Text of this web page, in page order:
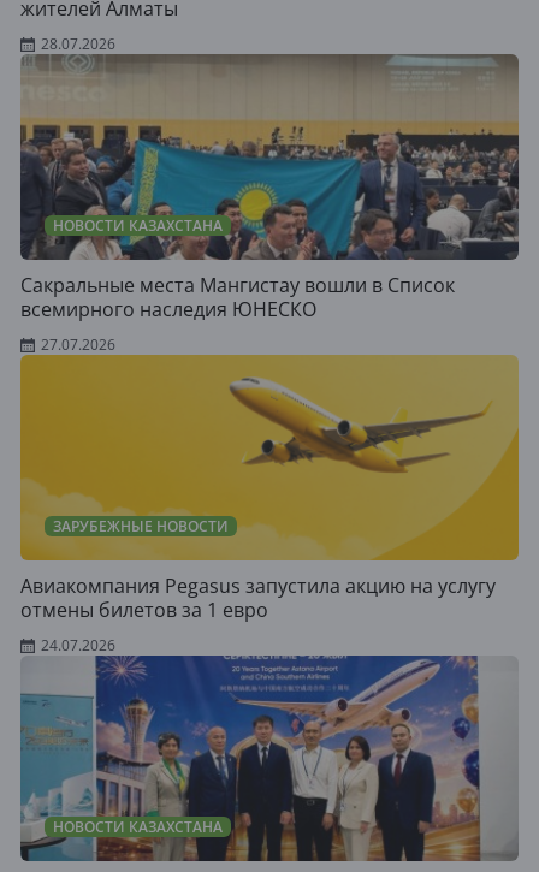
жителей Алматы
28.07.2026
НОВОСТИ КАЗАХСТАНА
Сакральные места Мангистау вошли в Список
всемирного наследия ЮНЕСКО
27.07.2026
ЗАРУБЕЖНЫЕ НОВОСТИ
Авиакомпания Pegasus запустила акцию на услугу
отмены билетов за 1 евро
24.07.2026
НОВОСТИ КАЗАХСТАНА